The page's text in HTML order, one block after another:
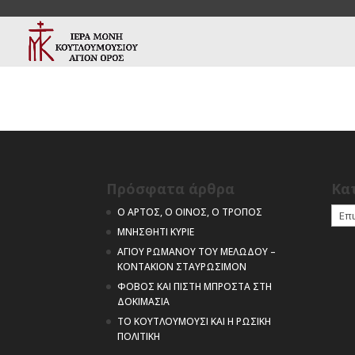
Πρόσφατα άρθρα
Ο ΑΡΤΟΣ, Ο ΟΙΝΟΣ, Ο ΤΡΟΠΟΣ
ΜΝΗΣΘΗΤΙ ΚΥΡΙΕ
ΑΓΙΟΥ ΡΩΜΑΝΟΥ ΤΟΥ ΜΕΛΩΔΟΥ –
ΚΟΝΤΑΚΙΟΝ ΣΤΑΥΡΩΣΙΜΟΝ
ΦΟΒΟΣ ΚΑΙ ΠΙΣΤΗ ΜΠΡΟΣΤΑ ΣΤΗ
ΔΟΚΙΜΑΣΙΑ
ΤΟ ΚΟΥΤΛΟΥΜΟΥΣΙ ΚΑΙ Η ΡΩΣΙΚΗ
ΠΟΛΙΤΙΚΗ